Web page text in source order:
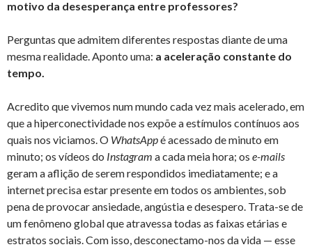
motivo da desesperança entre professores?
Perguntas que admitem diferentes respostas diante de uma
mesma realidade. Aponto uma: a aceleração constante do
tempo.
Acredito que vivemos num mundo cada vez mais acelerado, em
que a hiperconectividade nos expõe a estímulos contínuos aos
quais nos viciamos. O WhatsAppé acessado de minuto em
minuto; os vídeos do Instagram a cada meia hora; os e-mails
geram a aflição de serem respondidos imediatamente; e a
internet precisa estar presente em todos os ambientes, sob
pena de provocar ansiedade, angústia e desespero. Trata-se de
um fenômeno global que atravessa todas as faixas etárias e
estratos sociais. Com isso, desconectamo-nos da vida — esse